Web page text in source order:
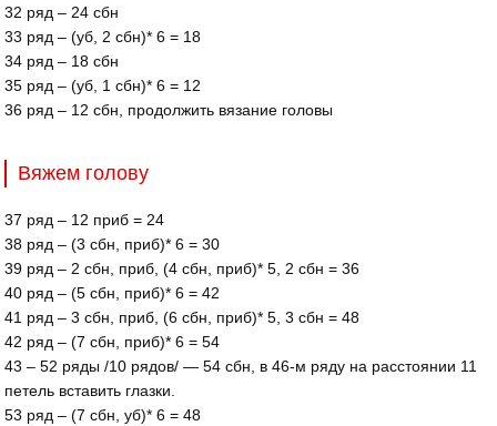
32 ряд – 24 сбн
33 ряд – (уб, 2 сбн)* 6 = 18
34 ряд – 18 сбн
35 ряд – (уб, 1 сбн)* 6 = 12
36 ряд – 12 сбн, продолжить вязание головы
Вяжем голову
37 ряд – 12 приб = 24
38 ряд – (3 сбн, приб)* 6 = 30
39 ряд – 2 сбн, приб, (4 сбн, приб)* 5, 2 сбн = 36
40 ряд – (5 сбн, приб)* 6 = 42
41 ряд – 3 сбн, приб, (6 сбн, приб)* 5, 3 сбн = 48
42 ряд – (7 сбн, приб)* 6 = 54
43 – 52 ряды /10 рядов/ — 54 сбн, в 46-м ряду на расстоянии 11
петель вставить глазки.
53 ряд – (7 сбн, уб)* 6 = 48